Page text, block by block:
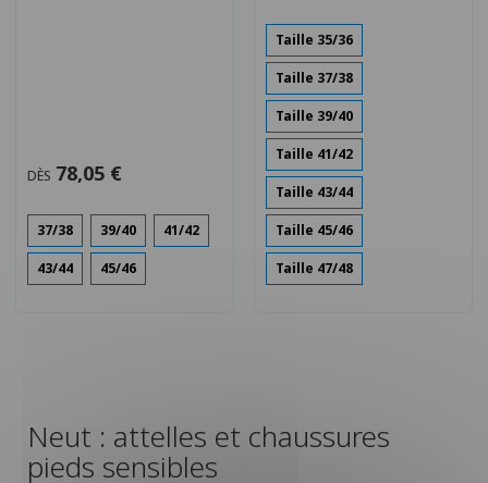
DÈS 78,05 €
37/38 39/40 41/42
43/44 45/46
Taille 35/36
Taille 37/38
Taille 39/40
Taille 41/42
Taille 43/44
Taille 45/46
Taille 47/48
Neut : attelles et chaussures
pieds sensibles